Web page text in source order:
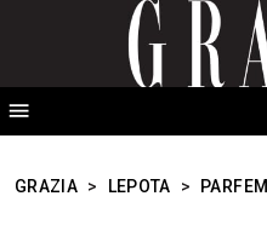
GRAZIA > LEPOTA > PARFEMI